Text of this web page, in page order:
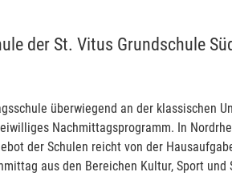
der St. Vitus Grundschule
überwiegend an der klassischen
Nachmittagsprogramm. In
der Schulen reicht von der
aus den Bereichen Kultur, Sport und